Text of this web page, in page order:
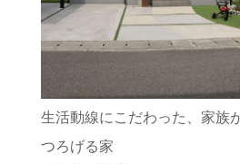
生活動線にこだわった、家族
つろげる家